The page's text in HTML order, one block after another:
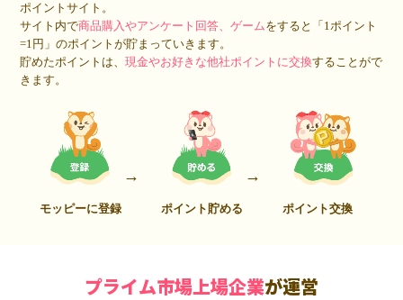
ポイントサイト。
サイト内で商品購入やアンケート回答、ゲームをすると「1ポイント
=1円」のポイントが貯まっていきます。
貯めたポイントは、現金やお好きな他社ポイントに交換することがで
きます。
モッピーに登録 ポイント貯める ポイント交換
プライム市場上場企業が運営